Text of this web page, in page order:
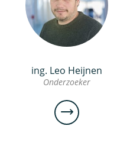
ing. Leo Heijnen
Onderzoeker